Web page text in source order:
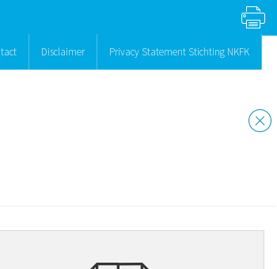
Disclaimer Privacy Statement Stichting NKFK